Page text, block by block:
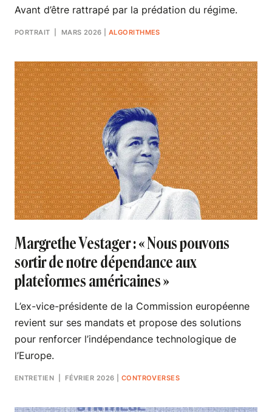
Avant d’être rattrapé par la prédation du régime.
PORTRAIT | MARS 2026 |ALGORITHMES
Margrethe Vestager : « Nous pouvons
sortir de notre dépendance aux
plateformes américaines »
L’ex-vice-présidente de la Commission européenne
revient sur ses mandats et propose des solutions
pour renforcer l’indépendance technologique de
l’Europe.
ENTRETIEN| FÉVRIER 2026 CONTROVERSES